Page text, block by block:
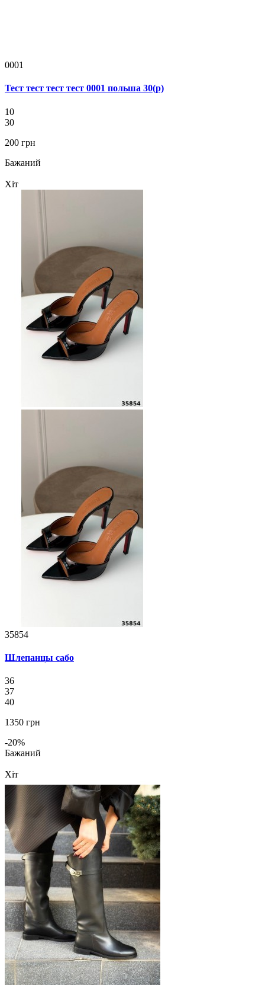
0001
Тест тест тест тест 0001 польша 30(р)
10
30
200 грн
Бажаний
Хіт
35854
Шлепанцы сабо
36
37
40
1350 грн
-20%
Бажаний
Хіт